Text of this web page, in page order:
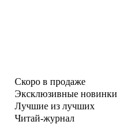
Скоро в продаже
Эксклюзивные новинки
Лучшие из лучших
Читай-журнал